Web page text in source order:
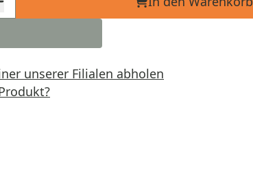
unserer Filialen abholen